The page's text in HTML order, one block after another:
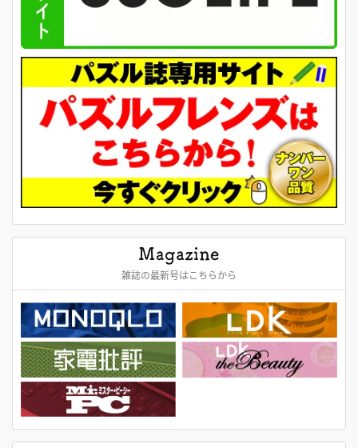
雑誌の最新号はこちらから